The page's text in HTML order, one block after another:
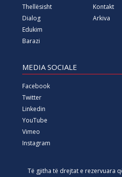
Thellësisht
Dialog
Edukim
Barazi
Kontakt
Arkiva
MEDIA SOCIALE
Facebook
Twitter
Linkedin
YouTube
Vimeo
Instagram
Të gjitha të drejtat e rezervuara